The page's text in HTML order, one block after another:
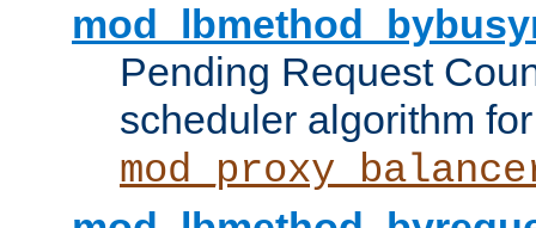
Pending Request
scheduler algorithm for